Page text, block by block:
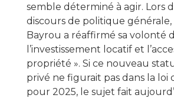
semble déterminé à agir. Lors
discours de politique générale,
Bayrou a réaffirmé sa volonté
l’investissement locatif et
propriété ». Si ce nouveau
privé ne figurait pas dans la loi
pour 2025, le sujet fait